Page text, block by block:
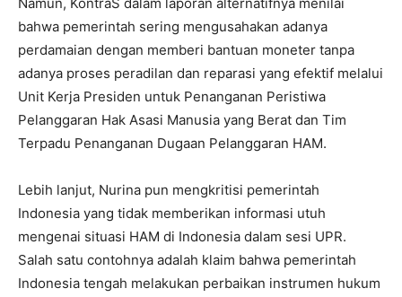
bahwa pemerintah sering mengusahakan adanya
perdamaian dengan memberi bantuan moneter tanpa
adanya proses peradilan dan reparasi yang efektif melalui
Unit Kerja Presiden untuk Penanganan Peristiwa
Pelanggaran Hak Asasi Manusia yang Berat dan Tim
Terpadu Penanganan Dugaan Pelanggaran HAM.
Lebih lanjut, Nurina pun mengkritisi pemerintah
Indonesia yang tidak memberikan informasi utuh
mengenai situasi HAM di Indonesia dalam sesi UPR.
Salah satu contohnya adalah klaim bahwa pemerintah
Indonesia tengah melakukan perbaikan instrumen hukum